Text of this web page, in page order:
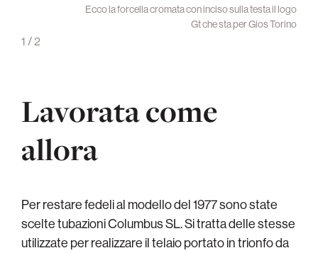
Ecco la forcella cromata con inciso sulla testa il logo
Gt che sta per Gios Torino
1 / 2
Lavorata come
allora
Per restare fedeli al modello del 1977 sono state
scelte tubazioni Columbus SL. Si tratta delle stesse
utilizzate per realizzare il telaio portato in trionfo da